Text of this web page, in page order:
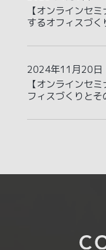
【オンラインセ
するオフィスづ
2024年11月20日
【オンラインセ
フィスづくりと